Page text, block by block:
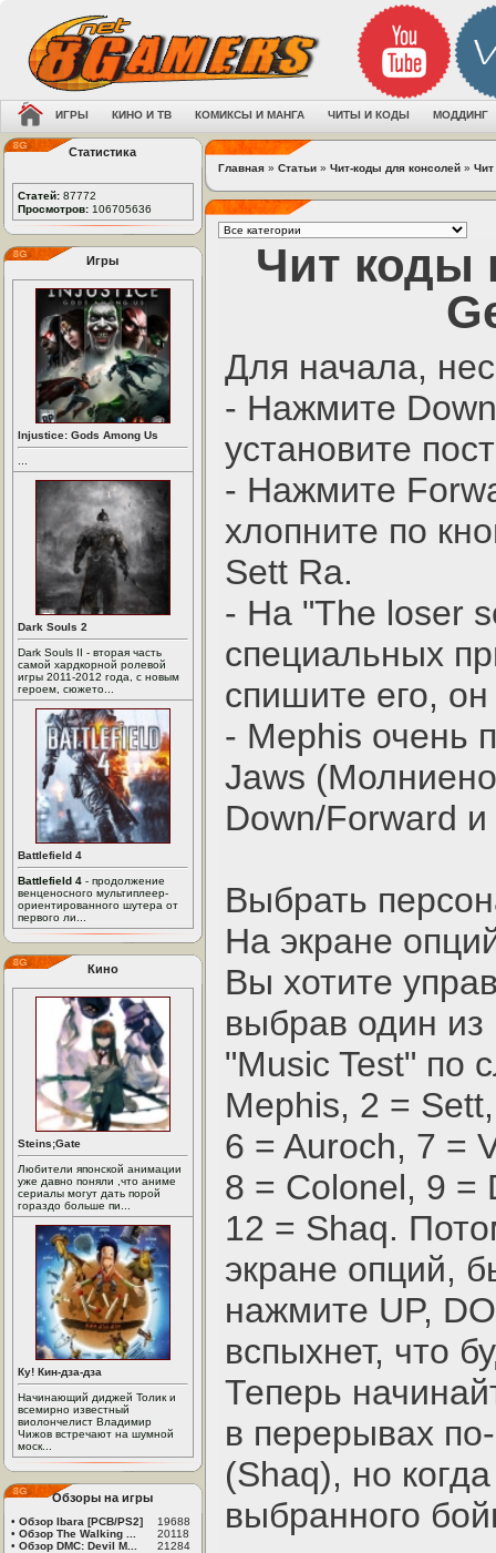
ИГРЫ КИНО И ТВ КОМИКСЫ И МАНГА ЧИТЫ И КОДЫ МОДДИНГ
Статистика
Статей: 87772
Просмотров: 106705636
Игры
Injustice: Gods Among Us
Dark Souls 2
Dark Souls II - вторая часть
самой хардкорной ролевой
игры 2011-2012 года, с новым
героем, сюжето...
Battlefield 4
Battlefield 4 - продолжение
венценосного мультиплеер-
ориентированного шутера от
первого ли...
Кино
Steins;Gate
Любители японской анимации
уже давно поняли ,что аниме
сериалы могут дать порой
гораздо больше пи...
Ку! Кин-дза-дза
Начинающий диджей Толик и
всемирно известный
виолончелист Владимир
Чижов встречают на шумной
моск...
Обзоры на игры
• Обзор Ibara [PCB/PS2]
19688
• Обзор The Walking ...
20118
• Обзор DMC: Devil M...
21284
Главная » Статьи » Чит-коды для консолей » Чит
Чит коды
Для начала,
- Нажмите
установите
- Нажмите
хлопните по
Sett Ra.
- На "The loser
специальных
спишите его, он
- Mephis очень
Jaws
Down/Forward и
Выбрать
На экране
Вы хотите
выбрав один
"Music Test" по
Mephis, 2 =
6 = Auroch, 7 =
8 = Colonel, 9 =
12 = Shaq.
экране опций,
нажмите UP,
вспыхнет, что
Теперь
в перерывах
(Shaq), но
выбранного